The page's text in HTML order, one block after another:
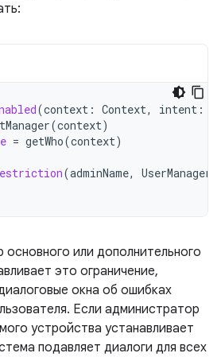
(context : Context, intent :
(context)
= getWho(context)
(adminName, UserManager
или дополнительного
это ограничение,
окна об ошибках
Если администратор
устройства устанавливает
подавляет диалоги для всех